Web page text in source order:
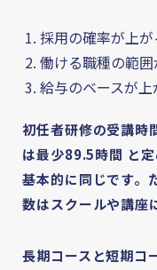
採用の確率が上が
働ける職種の範
給与のベースが上
初任者研修の受講時
は最少89.5時間 と
基本的に同じです。
数はスクールや講座
長期コースと短期コ